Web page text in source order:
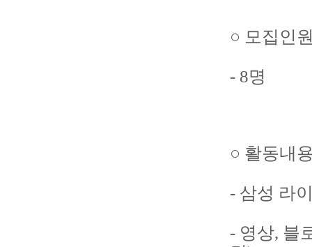
○ 모집인
- 8명
○ 활동내
- 삼성 라
- 영상, 블